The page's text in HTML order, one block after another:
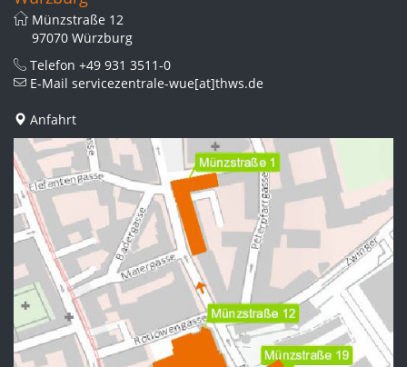
Münzstraße 12
97070 Würzburg
Telefon +49 931 3511-0
E-Mail servicezentrale-wue[at]thws.de
Anfahrt